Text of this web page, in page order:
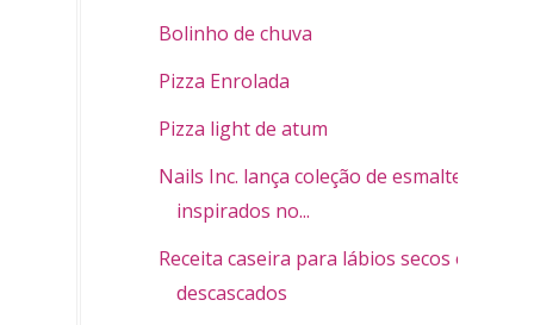
Bolinho de chuva
Pizza Enrolada
Pizza light de atum
Nails Inc. lança coleção de esmaltes
inspirados no...
Receita caseira para lábios secos e
descascados